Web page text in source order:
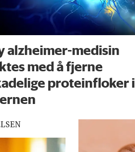
alzheimer-medisin
med å fjerne
proteinfloker i